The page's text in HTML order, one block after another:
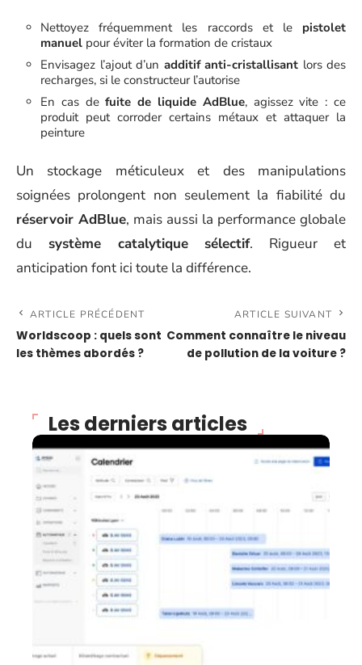
Nettoyez fréquemment les raccords et le pistolet
manuel pour éviter la formation de cristaux
Envisagez l’ajout d’un additif anti-cristallisant lors des
recharges, si le constructeur l’autorise
En cas defuite de liquide AdBlue, agissez vite : ce
produit peut corroder certains métaux et attaquer la
peinture
Un stockage méticuleux et des manipulations
soignées prolongent non seulement la fiabilité du
réservoir AdBlue, mais aussi la performance globale
du système catalytique sélectif. Rigueur et
anticipation font ici toute la différence.
ARTICLE PRÉCÉDENT
Worldscoop : quels sont
les thèmes abordés ?
ARTICLE SUIVANT
Comment connaître le niveau
de pollution de la voiture ?
Les derniers articles